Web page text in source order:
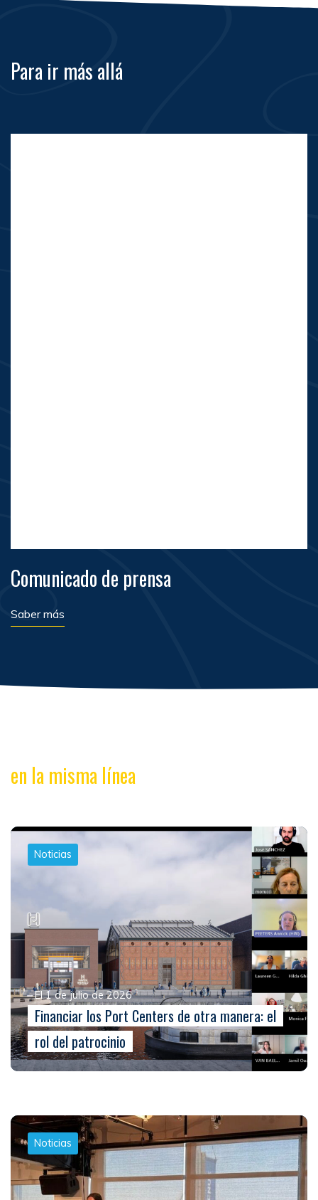
Para ir más allá
Comunicado de prensa
Saber más
en la misma línea
Noticias
El 1 de julio de 2026
Financiar los Port Centers de otra manera: el
rol del patrocinio
Noticias